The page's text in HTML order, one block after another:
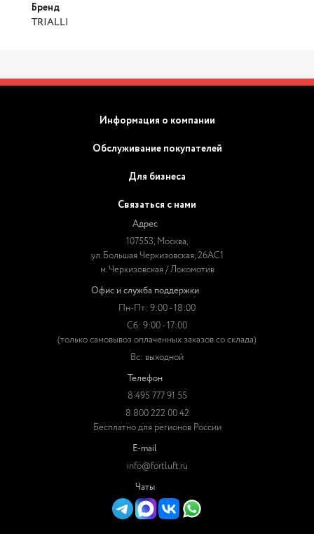
Бренд
TRIALLI
Информация о компании
Обслуживание покупателей
Для бизнеса
Связаться с нами
Адрес
107553, Москва,
ул. Большая Черкизовская, 26АС1
м. Черкизовская / Локомотив
Офис и служба поддержки
Пн-Пт: 9:00 - 18:00
Сб: 9:00 - 17:00
(только самовывоз оплаченных заказов со склада)
Вс: выходной
Телефон
8 495 777 91 55
8 800 222 00 42
Бесплатно для регионов России
E-mail
info@fortluft.ru
Чаты